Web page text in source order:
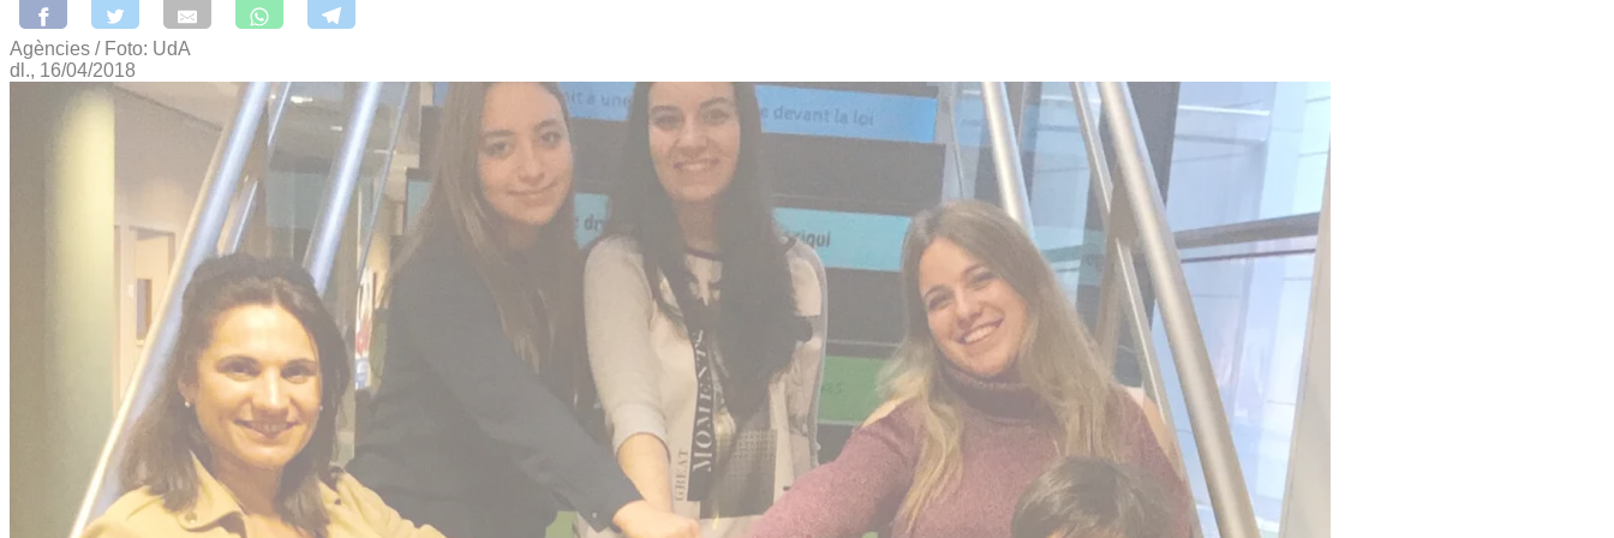
Agències / Foto: UdA
dl., 16/04/2018